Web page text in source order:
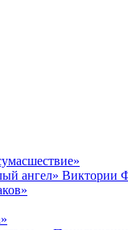
ангел» Виктории